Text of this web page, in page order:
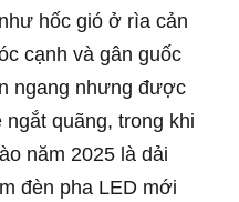
hốc gió ở rìa cản
cạnh và gân guốc
ngang nhưng được
quãng, trong khi
năm 2025 là dải
đèn pha LED mới